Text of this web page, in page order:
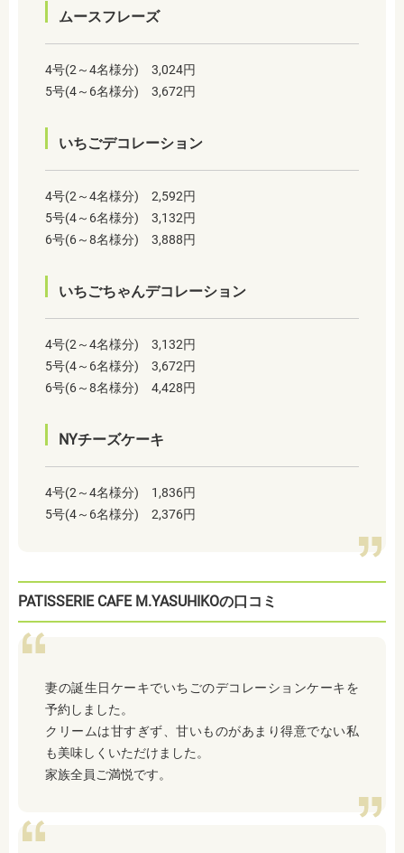
ムースフレーズ
4号(2～4名様分) 3,024円
5号(4～6名様分) 3,672円
いちごデコレーション
4号(2～4名様分) 2,592円
5号(4～6名様分) 3,132円
6号(6～8名様分) 3,888円
いちごちゃんデコレーション
4号(2～4名様分) 3,132円
5号(4～6名様分) 3,672円
6号(6～8名様分) 4,428円
NYチーズケーキ
4号(2～4名様分) 1,836円
5号(4～6名様分) 2,376円
PATISSERIE CAFE M.YASUHIKOの口コミ
妻の誕生日ケーキでいちごのデコレーションケーキを
予約しました。
クリームは甘すぎず、甘いものがあまり得意でない私
も美味しくいただけました。
家族全員ご満悦です。